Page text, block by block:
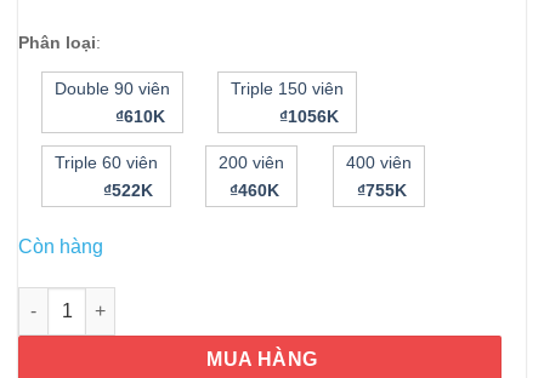
Phân loại:
Double 90 viên
₫610K
Triple 150 viên
₫1056K
Triple 60 viên
₫522K
200 viên
₫460K
400 viên
₫755K
Còn hàng
Dầu cá không mùi Blackmores Omega Mini Double
MUA HÀNG